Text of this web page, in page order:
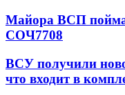
Майора ВСП
СОЧ7708
ВСУ получили
что входит в